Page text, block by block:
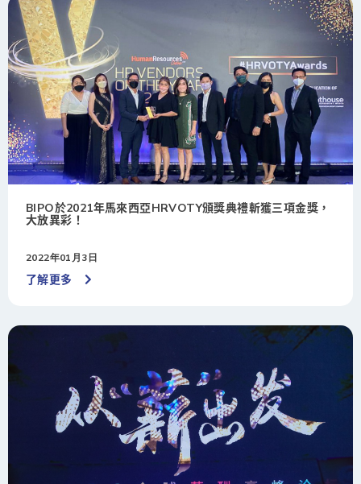
BIPO於2021年馬來西亞HRVOTY頒獎典禮斬獲三項金獎，
大放異彩！
2022年01月3日
了解更多